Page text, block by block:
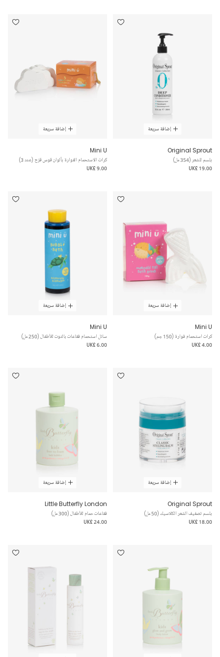
إضافة سريعة
Original Sprout
بلسم للشعر (354 مل)
UK£ 19.00
إضافة سريعة
Mini U
كرات الاستحمام الفوارة بألوان قوس قزح (عدد 3)
UK£ 9.00
إضافة سريعة
Mini U
كرات استحمام فوارة (150 جم)
UK£ 4.00
إضافة سريعة
Mini U
سائل استحمام فقاعات بالتوت للأطفال (250 مل)
UK£ 6.00
إضافة سريعة
Original Sprout
بلسم تصفيف الشعر الكلاسيك (50 مل)
UK£ 18.00
إضافة سريعة
Little Butterfly London
فقاعات حمام للأطفال (300 مل)
UK£ 24.00